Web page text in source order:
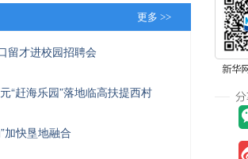
更多 >>
留才进校园招聘会
“赶海乐园”落地临高扶提西村
加快垦地融合